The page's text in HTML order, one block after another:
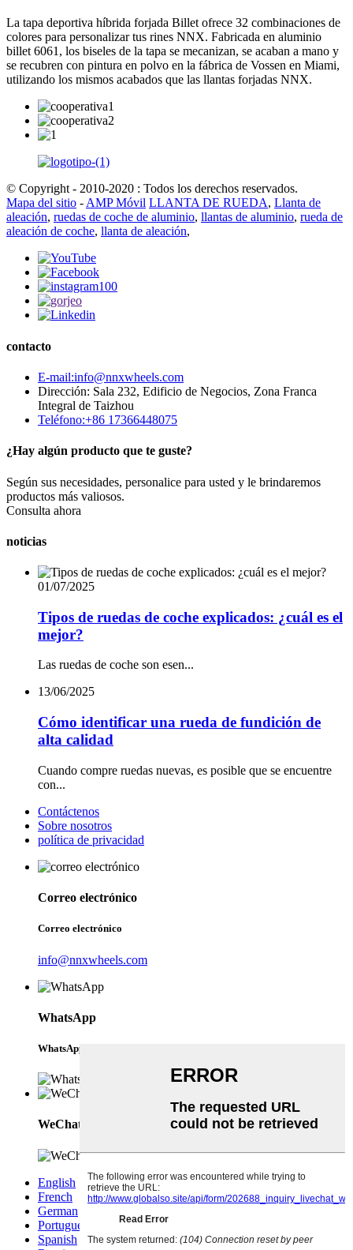
La tapa deportiva híbrida forjada Billet ofrece 32 combinaciones de
colores para personalizar tus rines NNX. Fabricada en aluminio
billet 6061, los biseles de la tapa se mecanizan, se acaban a mano y
se recubren con pintura en polvo en la fábrica de Vossen en Miami,
utilizando los mismos acabados que las llantas forjadas NNX.
© Copyright - 2010-2020 : Todos los derechos reservados.
Mapa del sitio -AMP Móvil LLANTA DE RUEDA, Llanta de
aleación, ruedas de coche de aluminio, llantas de aluminio, rueda de
aleación de coche, llanta de aleación,
contacto
E-mail:info@nnxwheels.com
Dirección: Sala 232, Edificio de Negocios, Zona Franca
Integral de Taizhou
Teléfono:+86 17366448075
¿Hay algún producto que te guste?
Según sus necesidades, personalice para usted y le brindaremos
productos más valiosos.
Consulta ahora
noticias
01/07/2025
Tipos de ruedas de coche explicados: ¿cuál es el
mejor?
Las ruedas de coche son esen...
13/06/2025
Cómo identificar una rueda de fundición de
alta calidad
Cuando compre ruedas nuevas, es posible que se encuentre
con...
Contáctenos
Sobre nosotros
política de privacidad
Correo electrónico
Correo electrónico
info@nnxwheels.com
WhatsApp
WhatsApp
WeChat
English
French
German
Portuguese
Spanish